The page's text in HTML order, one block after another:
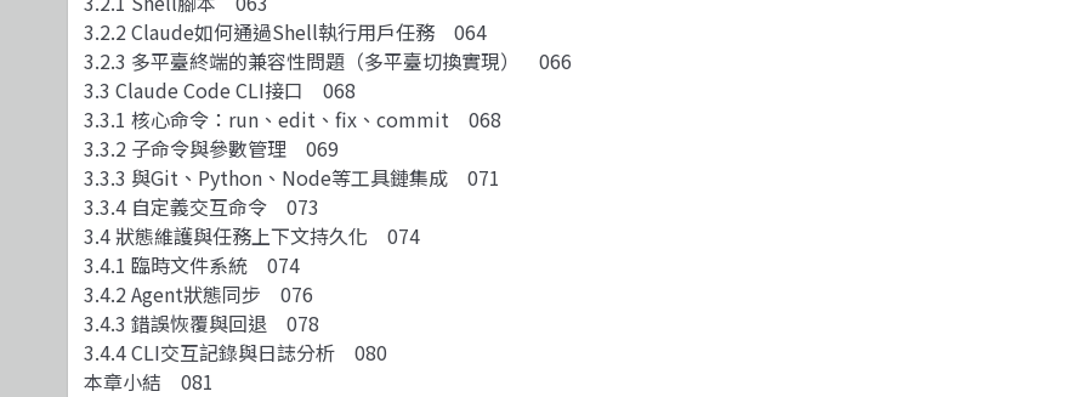
3.2.2 Claude如何通過Shell執行用戶任務 064
3.2.3 多平臺終端的兼容性問題（多平臺切換實現） 066
3.3 Claude Code CLI接口 068
3.3.1 核心命令：run、edit、fix、commit 068
3.3.2 子命令與參數管理 069
3.3.3 與Git、Python、Node等工具鏈集成 071
3.3.4 自定義交互命令 073
3.4 狀態維護與任務上下文持久化 074
3.4.1 臨時文件系統 074
3.4.2 Agent狀態同步 076
3.4.3 錯誤恢覆與回退 078
3.4.4 CLI交互記錄與日誌分析 080
本章小結 081